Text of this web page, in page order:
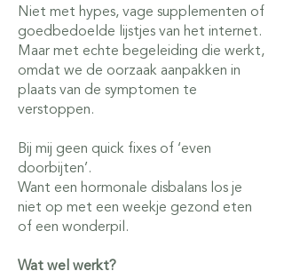
Niet met hypes, vage supplementen of
goedbedoelde lijstjes van het internet.
Maar met echte begeleiding die werkt,
omdat we de oorzaak aanpakken in
plaats van de symptomen te
verstoppen.
Bij mij geen quick fixes of ‘even
doorbijten’.
Want een hormonale disbalans los je
niet op met een weekje gezond eten
of een wonderpil.
Wat wel werkt?